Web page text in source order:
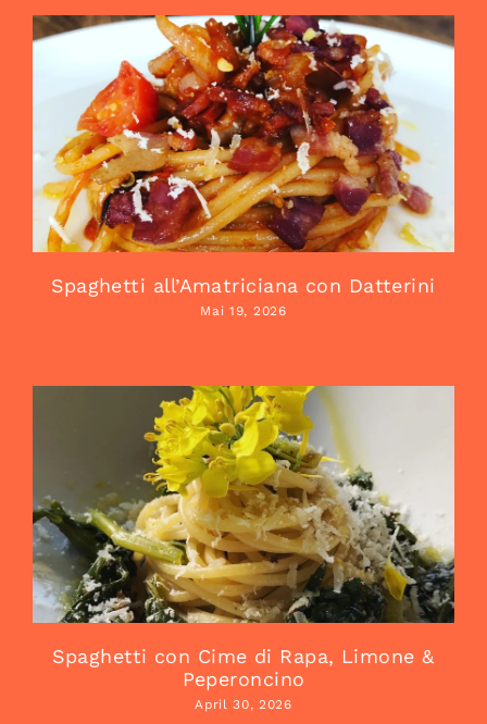
Spaghetti all’Amatriciana con Datterini
Mai 19, 2026
Spaghetti con Cime di Rapa, Limone &
Peperoncino
April 30, 2026